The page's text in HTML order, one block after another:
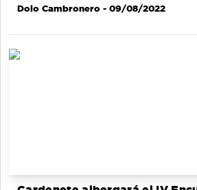
Dolo Cambronero - 09/08/2022